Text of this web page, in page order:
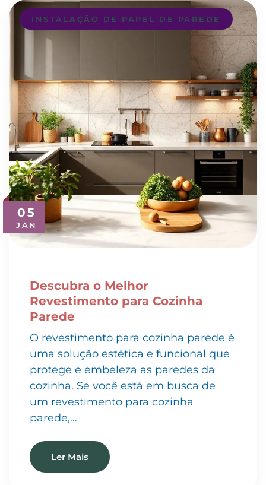
05
JAN
INSTALAÇÃO DE PAPEL DE PAREDE
Descubra o Melhor
Revestimento para Cozinha
Parede
O revestimento para cozinha parede é
uma solução estética e funcional que
protege e embeleza as paredes da
cozinha. Se você está em busca de
um revestimento para cozinha
parede,…
Ler Mais